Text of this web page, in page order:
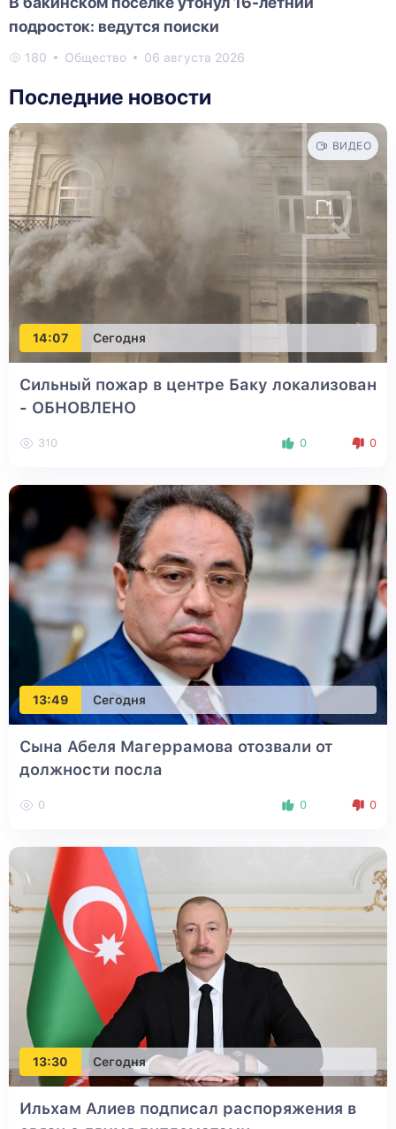
подросток: ведутся поиски
180 Общество 06 августа 2026
Последние новости
14:07 Сегодня
ВИДЕО
Сильный пожар в центре Баку локализован
- ОБНОВЛЕНО
310 0 0
13:49 Сегодня
Сына Абеля Магеррамова отозвали от
должности посла
0 0 0
13:30 Сегодня
Ильхам Алиев подписал распоряжения в